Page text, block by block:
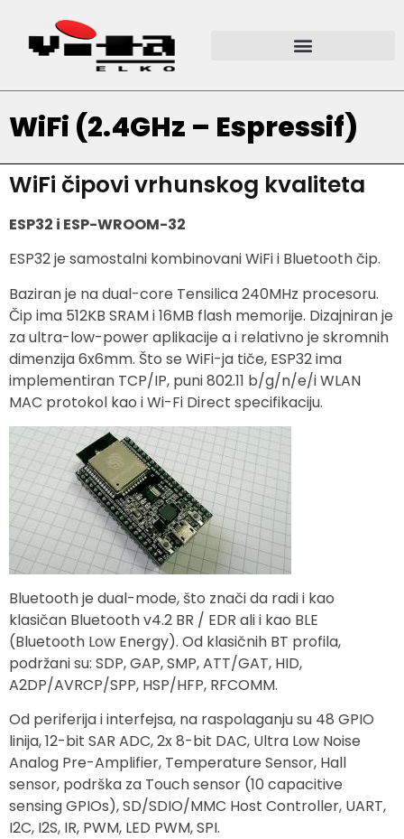
WiFi (2.4GHz – Espressif)
WiFi čipovi vrhunskog kvaliteta
ESP32 i ESP-WROOM-32
ESP32 je samostalni kombinovani WiFi i Bluetooth čip.
Baziran je na dual-core Tensilica 240MHz procesoru.
Čip ima 512KB SRAM i 16MB flash memorije. Dizajniran je
za ultra-low-power aplikacije a i relativno je skromnih
dimenzija 6x6mm. Što se WiFi-ja tiče, ESP32 ima
implementiran TCP/IP, puni 802.11 b/g/n/e/i WLAN
MAC protokol kao i Wi-Fi Direct specifikaciju.
Bluetooth je dual-mode, što znači da radi i kao
klasičan Bluetooth v4.2 BR / EDR ali i kao BLE
(Bluetooth Low Energy). Od klasičnih BT profila,
podržani su: SDP, GAP, SMP, ATT/GAT, HID,
A2DP/AVRCP/SPP, HSP/HFP, RFCOMM.
Od periferija i interfejsa, na raspolaganju su 48 GPIO
linija, 12-bit SAR ADC, 2x 8-bit DAC, Ultra Low Noise
Analog Pre-Amplifier, Temperature Sensor, Hall
sensor, podrška za Touch sensor (10 capacitive
sensing GPIOs), SD/SDIO/MMC Host Controller, UART,
I2C, I2S, IR, PWM, LED PWM, SPI.